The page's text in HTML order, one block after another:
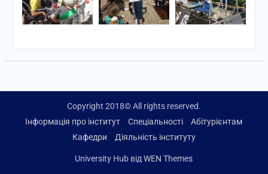
Copyright 2018© All rights reserved.
Інформація про інститут
Спеціальності
Абітурієнтам
Кафедри
Діяльність інституту
University Hub відWEN Themes